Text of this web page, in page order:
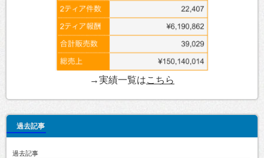
→実績一覧はこちら
過去記事
過去記事